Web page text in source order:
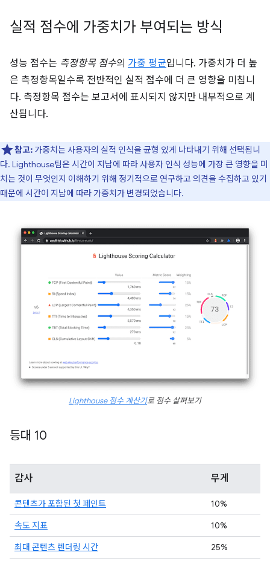
실적 점수에 가중치가 부여되는 방식
성능 점수는 측정항목 점수의 가중 평균입니다. 가중치가 더 높
은 측정항목일수록 전반적인 실적 점수에 더 큰 영향을 미칩니
다. 측정항목 점수는 보고서에 표시되지 않지만 내부적으로 계
산됩니다.
참고: 가중치는 사용자의 실적 인식을 균형 있게 나타내기 위해 선택됩니
다. Lighthouse팀은 시간이 지남에 따라 사용자 인식 성능에 가장 큰 영향을 미
치는 것이 무엇인지 이해하기 위해 정기적으로 연구하고 의견을 수집하고 있기
때문에 시간이 지남에 따라 가중치가 변경되었습니다.
Lighthouse 점수 계산기로 점수 살펴보기
등대 10
감사 무게
콘텐츠가 포함된 첫 페인트
10%
속도 지표
10%
최대 콘텐츠 렌더링 시간
25%